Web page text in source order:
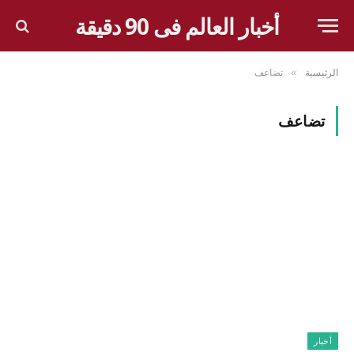
أخبار العالم فى 90 دقيقة
الرئيسية » تضاعف
تضاعف
أخبار